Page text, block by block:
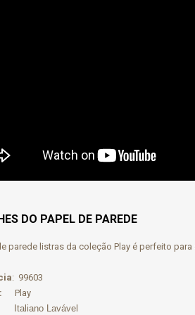
DO PAPEL DE PAREDE
parede listras da coleção Play é perfeito
: 99603
Play
Italiano Lavável